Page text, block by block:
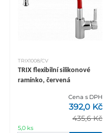
TRIX1008/CV
TRIX flexibilní silikonové
ramínko, červená
Cena s DPH
435,6 Kč
392,0 Kč
5,0 ks